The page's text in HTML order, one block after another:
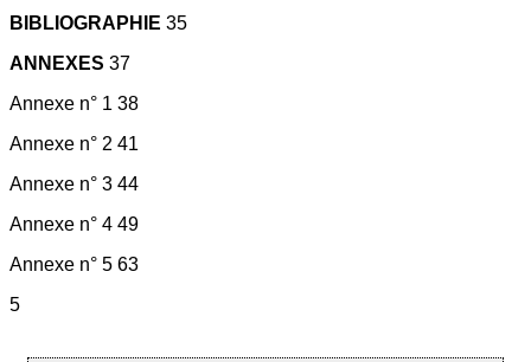
BIBLIOGRAPHIE 35
ANNEXES 37
Annexe n° 1 38
Annexe n° 2 41
Annexe n° 3 44
Annexe n° 4 49
Annexe n° 5 63
5